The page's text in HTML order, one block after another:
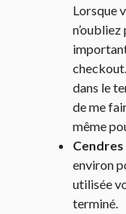
Lorsque
dans le
de me
même
Cendres
environ
utilisée
terminé.